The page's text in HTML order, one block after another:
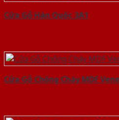
Cửa Gỗ Hàn Quốc 3A1
Cửa Gỗ Chống Cháy MDF